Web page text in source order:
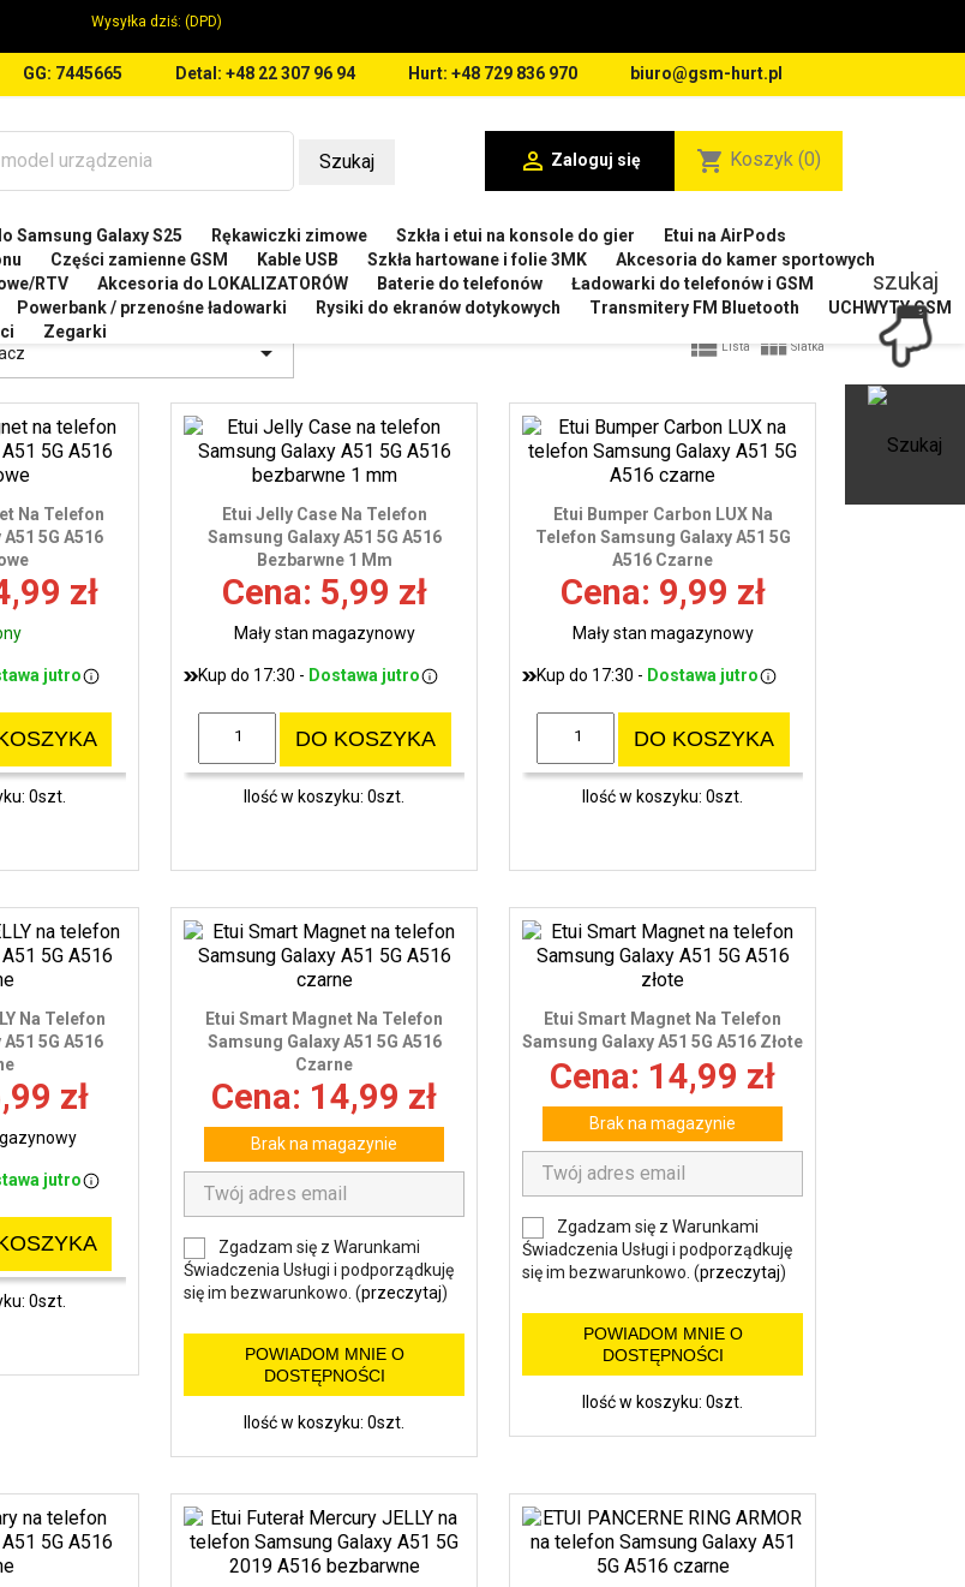
Wysyłka dziś: (DPD)
GG: 7445665 Detal: +48 22 307 96 94 Hurt: +48 729 836 970 biuro@gsm-hurt.pl
Szukaj  Zaloguj się shopping_cart Koszyk (0)
Samsung Galaxy S25 Rękawiczki zimowe Szkła i etui na konsole do gier
Etui na AirPods
Części zamienne GSM Kable USB Szkła hartowane i folie 3MK
Akcesoria do kamer sportowych
RTV Akcesoria do LOKALIZATORÓW Baterie do telefonów
Ładowarki do telefonów i GSM
Powerbank / przenośne ładowarki Rysiki do ekranów dotykowych Transmitery FM Bluetooth
UCHWYTY GSM
Zegarki
Samsung Galaxy A51 5G 2019 A516
GALAXY A51 5G 2019 A516
  Lista  Siatka
Na Telefon
5G A516
zł
jutro
0szt.
Etui Jelly Case Na Telefon
Samsung Galaxy A51 5G A516
Bezbarwne 1 Mm
Cena: 5,99 zł
Mały stan magazynowy
Kup do 17:30 - Dostawa jutro
DO KOSZYKA
Ilość w koszyku: 0szt.
Etui Bumper Carbon LUX Na
Telefon Samsung Galaxy A51 5G
A516 Czarne
Cena: 9,99 zł
Mały stan magazynowy
Kup do 17:30 - Dostawa jutro
DO KOSZYKA
Ilość w koszyku: 0szt.
Na Telefon
5G A516
zł
jutro
0szt.
Etui Smart Magnet Na Telefon
Samsung Galaxy A51 5G A516
Czarne
Cena: 14,99 zł
Brak na magazynie
Zgadzam się z Warunkami
Świadczenia Usługi i podporządkuję
się im bezwarunkowo. (przeczytaj)
POWIADOM MNIE O
DOSTĘPNOŚCI
Ilość w koszyku: 0szt.
Etui Smart Magnet Na Telefon
Samsung Galaxy A51 5G A516 Złote
Cena: 14,99 zł
Brak na magazynie
Zgadzam się z Warunkami
Świadczenia Usługi i podporządkuję
się im bezwarunkowo. (przeczytaj)
POWIADOM MNIE O
DOSTĘPNOŚCI
Ilość w koszyku: 0szt.
szukaj